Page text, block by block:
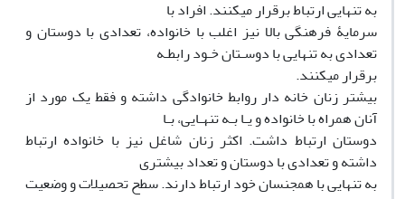
به تنهایی ارتباط برقرار میکنند. افراد با
سرمایۀ فرهنگی بالا نیز اغلب با خانواده، تعدادی با دوستان و
تعدادی به تنهایی با دوسـتان خـود رابطـه
برقرار میکنند.
بیشتر زنان خانه دار روابط خانوادگی داشته و فقط یک مورد از
آنان همراه با خانواده و یـا بـه تنهـایی، بـا
دوستان ارتباط داشت. اکثر زنان شاغل نیز با خانواده ارتباط
داشته و تعدادی با دوستان و تعداد بیشتری
به تنهایی با همجنسان خود ارتباط دارند. سطح تحصیلات و وضعیت